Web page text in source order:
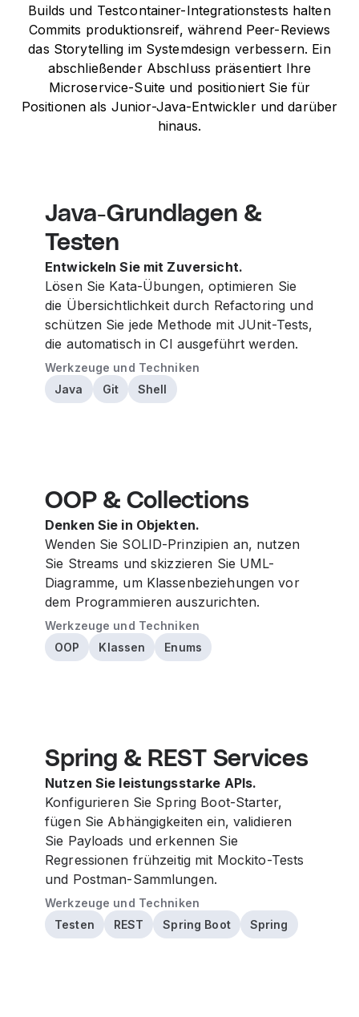
Builds und Testcontainer-Integrationstests halten
Commits produktionsreif, während Peer-Reviews
das Storytelling im Systemdesign verbessern. Ein
abschließender Abschluss präsentiert Ihre
Microservice-Suite und positioniert Sie für
Positionen als Junior-Java-Entwickler und darüber
hinaus.
Java-Grundlagen &
Testen
Entwickeln Sie mit Zuversicht.
Lösen Sie Kata-Übungen, optimieren Sie
die Übersichtlichkeit durch Refactoring und
schützen Sie jede Methode mit JUnit-Tests,
die automatisch in CI ausgeführt werden.
Werkzeuge und Techniken
Java
Git Shell
OOP & Collections
Denken Sie in Objekten.
Wenden Sie SOLID-Prinzipien an, nutzen
Sie Streams und skizzieren Sie UML-
Diagramme, um Klassenbeziehungen vor
dem Programmieren auszurichten.
Werkzeuge und Techniken
OOP
Klassen Enums
Spring & REST Services
Nutzen Sie leistungsstarke APIs.
Konfigurieren Sie Spring Boot-Starter,
fügen Sie Abhängigkeiten ein, validieren
Sie Payloads und erkennen Sie
Regressionen frühzeitig mit Mockito-Tests
und Postman-Sammlungen.
Werkzeuge und Techniken
Testen
REST Spring Boot Spring